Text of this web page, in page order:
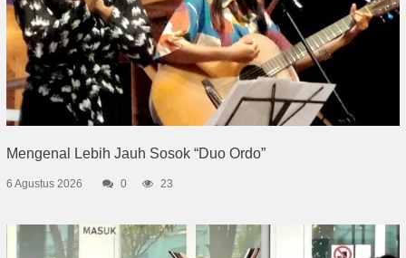
Mengenal Lebih Jauh Sosok “Duo Ordo”
6 Agustus 2026 0 23